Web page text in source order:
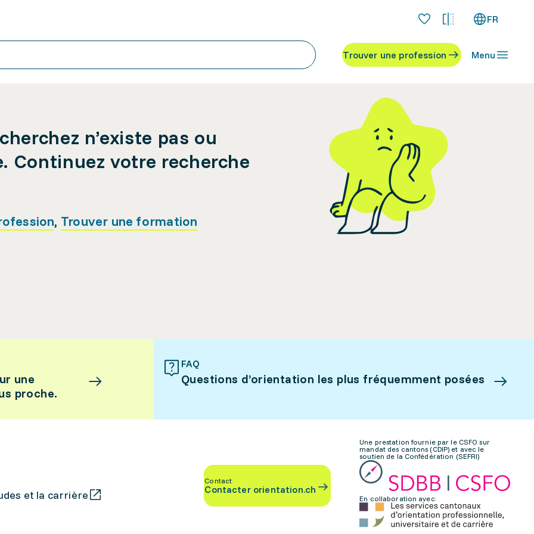
FR
Trouver une profession Menu
n’existe pas ou
Continuez votre recherche
, Trouver une formation
une
proche.
FAQ
Questions d’orientation les plus fréquemment posées
et la carrière
Contact
Contacter orientation.ch
Une prestation fournie par le CSFO sur
mandat des cantons (CDIP) et avec le
soutien de la Confédération (SEFRI)
En collaboration avec: